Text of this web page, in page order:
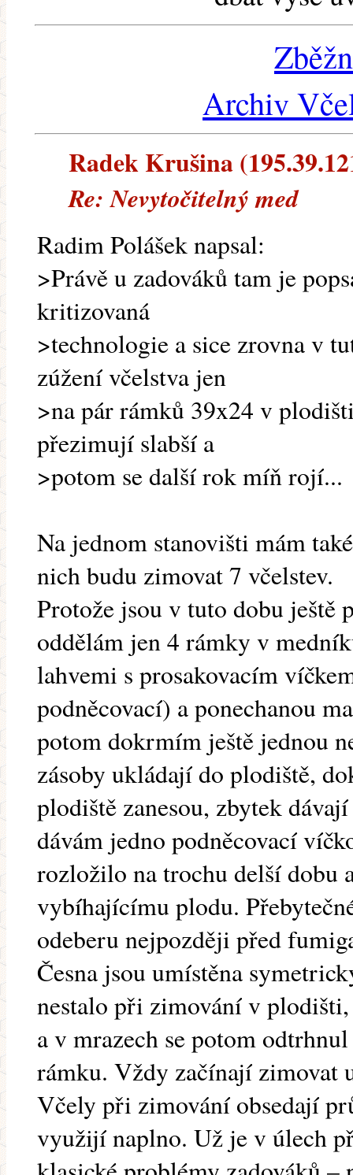
Archiv
Radek Krušina
Re: Nevytočitelný med
Radim Polášek napsal:
>Právě u zadováků tam je
kritizovaná
>technologie a sice zrovna v
zúžení včelstva jen
>na pár rámků 39x24 v
přezimují slabší a
>potom se další rok míň rojí...
Na jednom stanovišti mám
nich budu zimovat 7 včelstev.
Protože jsou v tuto dobu ještě
oddělám jen 4 rámky v
lahvemi s prosakovacím
podněcovací) a ponechanou
potom dokrmím ještě jednou
zásoby ukládají do plodiště,
plodiště zanesou, zbytek
dávám jedno podněcovací
rozložilo na trochu delší dobu
vybíhajícímu plodu.
odeberu nejpozději před
Česna jsou umístěna
nestalo při zimování v plodišti,
a v mrazech se potom
rámku. Vždy začínají zimovat
Včely při zimování obsedají
využijí naplno. Už je v úlech